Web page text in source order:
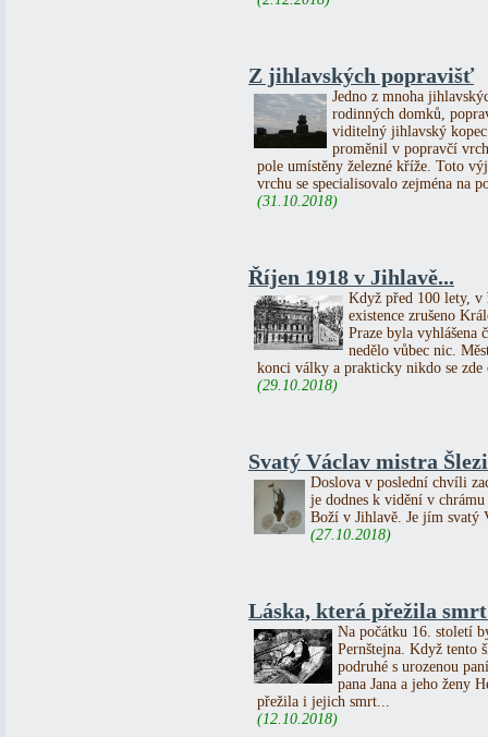
Z jihlavských popravišť
Jedno z mnoha
rodinných domků,
viditelný jihlavský
proměnil v popravčí
pole umístěny železné kříže. Toto
vrchu se specialisovalo zejména na
(31.10.2018)
Říjen 1918 v Jihlavě...
Když před 100 lety,
existence zrušeno
Praze byla vyhlášena
nedělo vůbec nic.
konci války a prakticky nikdo se zde
(29.10.2018)
Svatý Václav mistra
Doslova v poslední chvíli
je dodnes k vidění v
Boží v Jihlavě. Je jím svatý
(27.10.2018)
Láska, která přežila
Na počátku 16. století
Pernštejna. Když tento
podruhé s urozenou
pana Jana a jeho ženy
přežila i jejich smrt...
(12.10.2018)